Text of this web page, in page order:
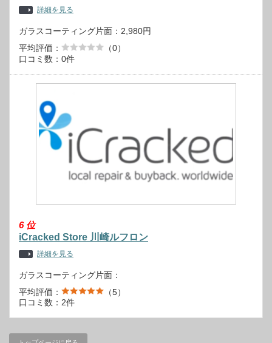
詳細を見る
ガラスコーティング片面：2,980円
平均評価：
（0）
口コミ数：0件
6位
iCracked Store 川崎ルフロン
詳細を見る
ガラスコーティング片面：
平均評価：
（5）
口コミ数：2件